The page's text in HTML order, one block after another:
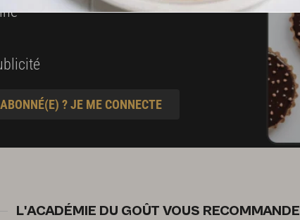
? JE ME CONNECTE
L'ACADÉMIE DU GOÛT VOUS RECOMMANDE